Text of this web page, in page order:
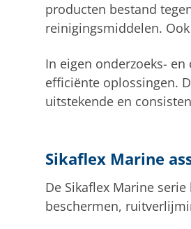
producten bestand
reinigingsmiddelen.
In eigen onderzoeks-
efficiënte oplossingen.
uitstekende en
Sikaflex Marine
De Sikaflex Marine
beschermen,